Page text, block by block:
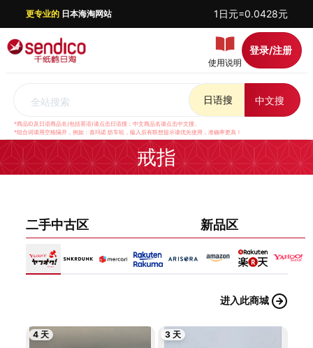
更专业的日本海淘网站 1日元=0.0428元
使用说明
登录/注册
全站搜索 日语搜 中文搜
*商品ID及日语商品名(包括英语)请点击日语搜；中文商品名请点击中文搜。
*组合词请用空格隔开，例如：喜玛诺 纺车轮，输入后有联想提示请优先使用，准确率更高！
戒指
二手中古区 新品区
进入此商城
4 天 3 天